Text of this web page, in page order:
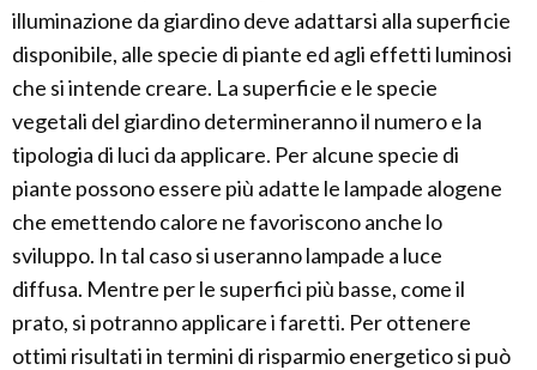
illuminazione da giardino deve adattarsi alla superficie
disponibile, alle specie di piante ed agli effetti luminosi
che si intende creare. La superficie e le specie
vegetali del giardino determineranno il numero e la
tipologia di luci da applicare. Per alcune specie di
piante possono essere più adatte le lampade alogene
che emettendo calore ne favoriscono anche lo
sviluppo. In tal caso si useranno lampade a luce
diffusa. Mentre per le superfici più basse, come il
prato, si potranno applicare i faretti. Per ottenere
ottimi risultati in termini di risparmio energetico si può